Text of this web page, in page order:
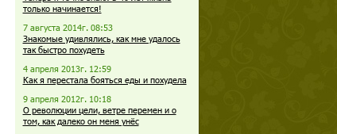
только начинается!
7 августа 2014г. 08:53
Знакомые удивлялись, как мне удалось
так быстро похудеть
4 апреля 2013г. 12:59
Как я перестала бояться еды и похудела
9 апреля 2012г. 10:18
О революции цели, ветре перемен и о
том, как далеко он меня унёс